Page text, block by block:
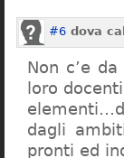
#6 dova
Non c’e
loro
dagli
pronti ed